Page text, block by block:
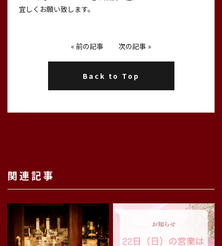
宜しくお願い致します。
« 前の記事 次の記事 »
Back to Top
関連記事